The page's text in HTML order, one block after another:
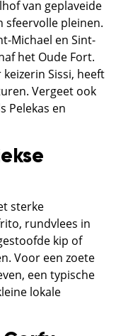
van geplaveide
sfeervolle pleinen.
Michael en Sint-
het Oude Fort.
Sissi, heeft
Vergeet ook
Pelekas en
sterke
rundvlees in
kip of
Voor een zoete
een typische
lokale